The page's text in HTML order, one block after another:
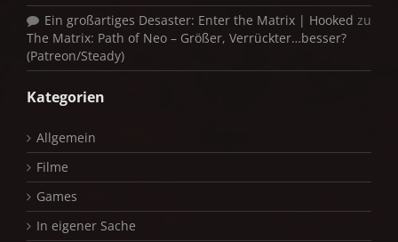
Ein großartiges Desaster: Enter the Matrix | Hooked zu
The Matrix: Path of Neo – Größer, Verrückter…besser?
(Patreon/Steady)
Kategorien
Allgemein
Filme
Games
In eigener Sache